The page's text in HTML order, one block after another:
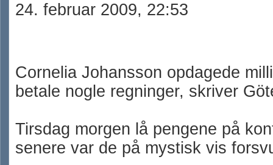
24. februar 2009, 22:53
Cornelia Johansson opdagede
betale nogle regninger, skriver
Tirsdag morgen lå pengene på
senere var de på mystisk vis